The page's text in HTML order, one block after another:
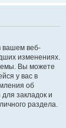
вашем веб-
изменениях.
Вы можете
у вас в
об
закладок и
раздела.